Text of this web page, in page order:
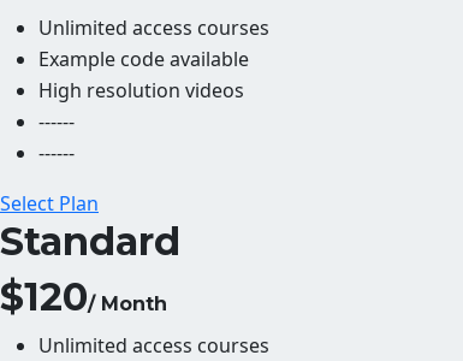
Unlimited access courses
Example code available
High resolution videos
------
------
Select Plan
Standard
$120/ Month
Unlimited access courses